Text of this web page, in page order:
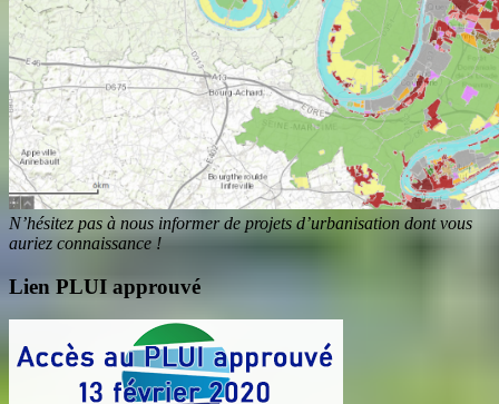
N’hésitez pas à nous informer de projets d’urbanisation dont vous
auriez connaissance !
Lien PLUI approuvé